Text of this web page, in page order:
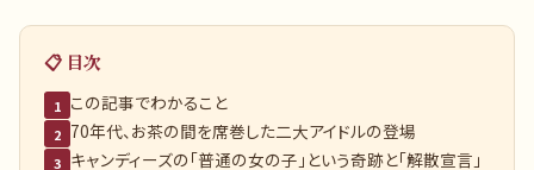
📋 目次
1 この記事でわかること
2 70年代、お茶の間を席巻した二大アイドルの登場
3 キャンディーズの「普通の女の子」という奇跡と「解散宣言」